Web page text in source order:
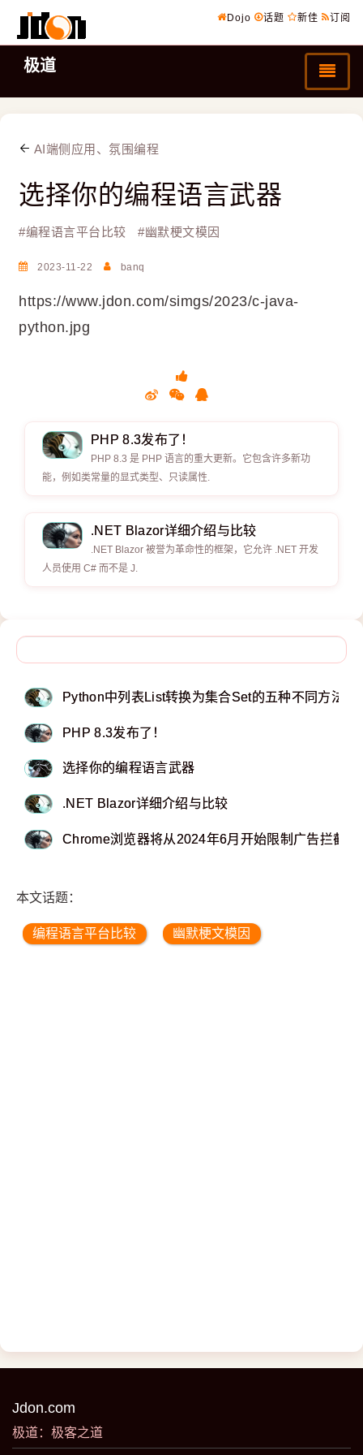
Dojo 话题 新佳 订阅
极道
AI端侧应用、氛围编程
选择你的编程语言武器
#编程语言平台比较 #幽默梗文模因
2023-11-22 banq
https://www.jdon.com/simgs/2023/c-java-
python.jpg
PHP 8.3发布了！
PHP 8.3 是 PHP 语言的重大更新。它包含许多新功
能，例如类常量的显式类型、只读属性.
.NET Blazor详细介绍与比较
.NET Blazor 被誉为革命性的框架，它允许 .NET 开发
人员使用 C# 而不是 J.
Python中列表List转换为集合Set的五种不同方法
PHP 8.3发布了！
选择你的编程语言武器
.NET Blazor详细介绍与比较
Chrome浏览器将从2024年6月开始限制广告拦截器
本文话题：
编程语言平台比较 幽默梗文模因
Jdon.com
极道：极客之道